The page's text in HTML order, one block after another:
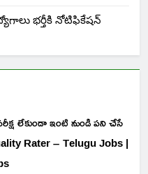
భర్తీకి నోటిఫికేషన్
లేకుండా ఇంటి నుండి పని చేసే
Rater – Telugu Jobs |